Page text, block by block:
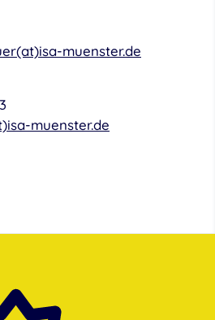
muenster.de
muenster.de